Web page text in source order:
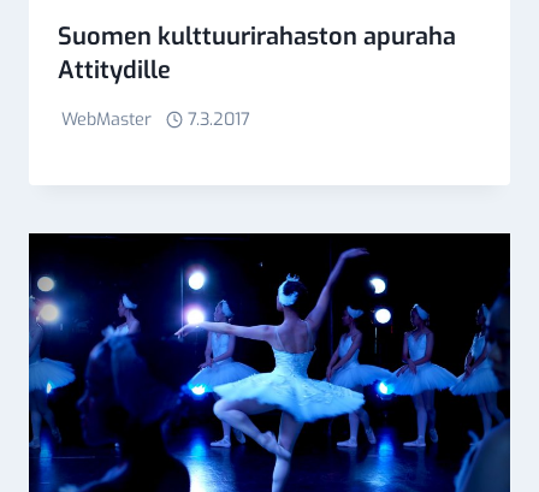
Suomen kulttuurirahaston apuraha
Attitydille
WebMaster 7.3.2017